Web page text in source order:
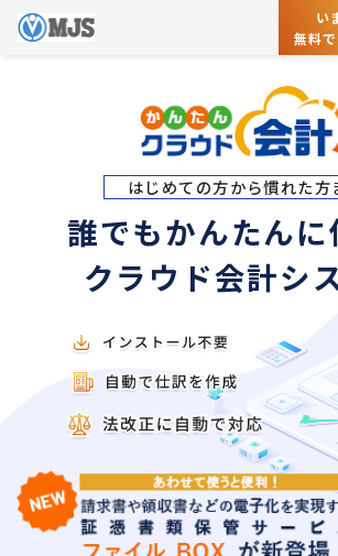
い
無料
はじめての方から慣れた方
誰でもかんたんに
クラウド会計シ